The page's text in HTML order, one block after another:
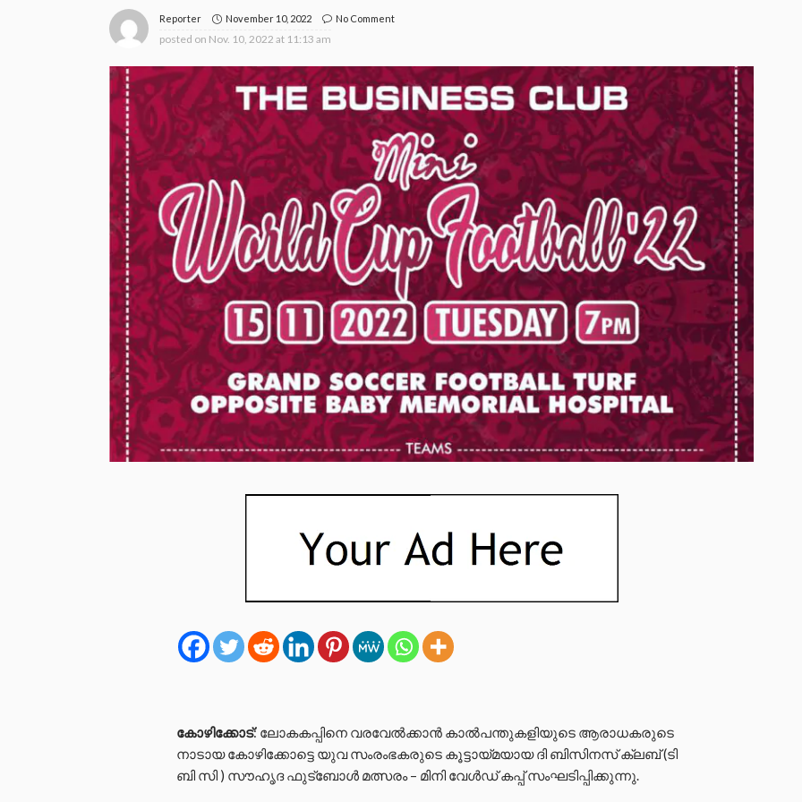
Reporter November 10, 2022 No Comment
posted on Nov. 10, 2022 at 11:13 am
കോഴിക്കോട്: ലോകകപ്പിനെ വരവേൽക്കാൻ കാൽപന്തുകളിയുടെ ആരാധകരുടെ
നാടായ കോഴിക്കോട്ടെ യുവ സംരംഭകരുടെ കൂട്ടായ്മയായ ദി ബിസിനസ് ക്ലബ് (ടി
ബി സി ) സൗഹൃദ ഫുട്ബോൾ മത്സരം – മിനി വേൾഡ് കപ്പ് സംഘടിപ്പിക്കുന്നു.